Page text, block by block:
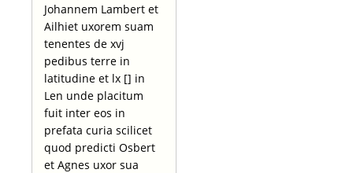
Johannem Lambert et
Ailhiet uxorem suam
tenentes de xvj
pedibus terre in
latitudine et lx [] in
Len unde placitum
fuit inter eos in
prefata curia scilicet
quod predicti Osbert
et Agnes uxor sua